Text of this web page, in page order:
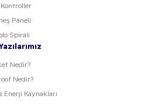
Kontroller
Paneli
Spirali
Nedir?
Nedir?
Enerji Kaynakları